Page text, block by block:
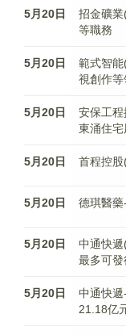
5月20日
招金礦
等職務
5月20日
範式智
視創作等
5月20日
安保工
東涌住宅
5月20日 首程控
5月20日 德琪醫
5月20日
中通快
最多可
5月20日
中通快
21.18亿